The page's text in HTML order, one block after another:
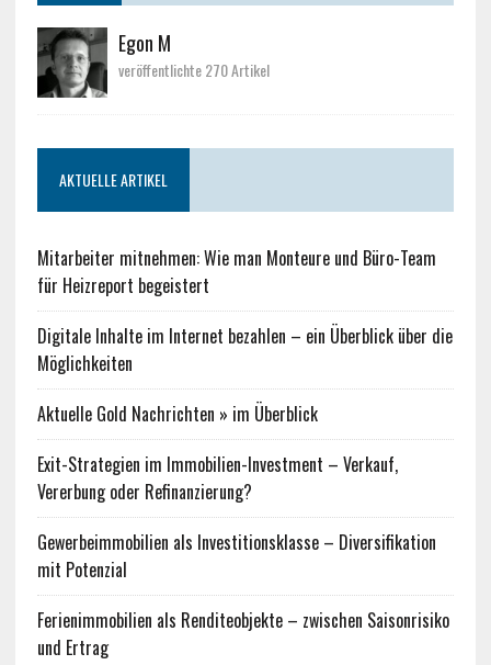
Egon M
veröffentlichte 270 Artikel
AKTUELLE ARTIKEL
Mitarbeiter mitnehmen: Wie man Monteure und Büro-Team
für Heizreport begeistert
Digitale Inhalte im Internet bezahlen – ein Überblick über die
Möglichkeiten
Aktuelle Gold Nachrichten » im Überblick
Exit-Strategien im Immobilien-Investment – Verkauf,
Vererbung oder Refinanzierung?
Gewerbeimmobilien als Investitionsklasse – Diversifikation
mit Potenzial
Ferienimmobilien als Renditeobjekte – zwischen Saisonrisiko
und Ertrag